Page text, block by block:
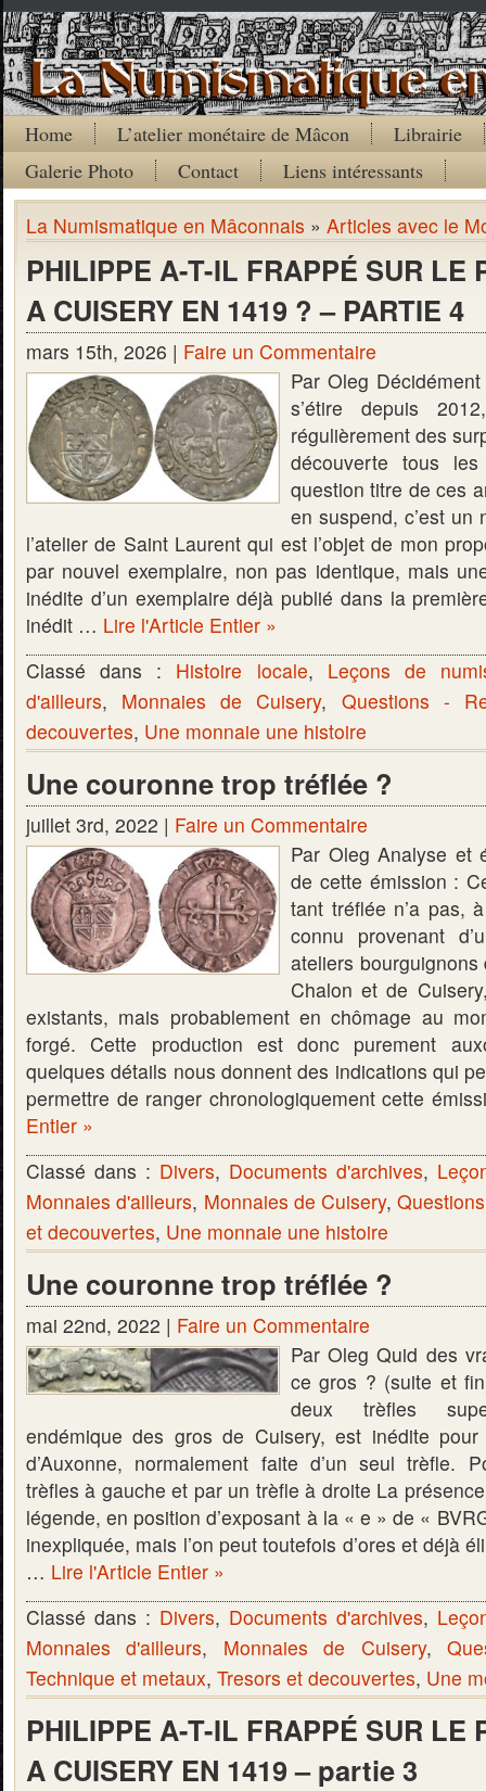
Home L’atelier monétaire de Mâcon
Librairie
Galerie Photo
Contact Liens intéressants
La Numismatique en Mâconnais » Articles avec le
PHILIPPE A-T-IL FRAPPÉ SUR LE
A CUISERY EN 1419 ? – PARTIE 4
mars 15th, 2026 | Faire un Commentaire
Par Oleg
s’étire depuis
régulièrement des
découverte tous
question titre de ces
en suspend, c’est un
l’atelier de Saint Laurent qui est l’objet de mon
par nouvel exemplaire, non pas identique, mais
inédite d’un exemplaire déjà publié dans la
inédit … Lire l'Article Entier »
Classé dans : Histoire locale, Leçons de
d'ailleurs, Monnaies de Cuisery, Questions -
decouvertes, Une monnaie une histoire
Une couronne trop tréflée ?
juillet 3rd, 2022 | Faire un Commentaire
Par Oleg Analyse et
de cette émission :
tant tréflée n’a pas,
connu provenant
ateliers
Chalon et de
existants, mais probablement en chômage au
forgé. Cette production est donc purement
quelques détails nous donnent des indications qui
permettre de ranger chronologiquement cette
Entier »
Classé dans : Divers, Documents d'archives,
Monnaies d'ailleurs, Monnaies de Cuisery,
et decouvertes, Une monnaie une histoire
Une couronne trop tréflée ?
mai 22nd, 2022 | Faire un Commentaire
Par Oleg Quid des
ce gros ? (suite et
deux trèfles
endémique des gros de Cuisery, est inédite
d’Auxonne, normalement faite d’un seul trèfle.
trèfles à gauche et par un trèfle à droite La
légende, en position d’exposant à la « e » de «
inexpliquée, mais l’on peut toutefois d’ores et déjà
… Lire l'Article Entier »
Classé dans : Divers, Documents d'archives,
Monnaies d'ailleurs, Monnaies de Cuisery,
Technique et metaux, Tresors et decouvertes, Une
PHILIPPE A-T-IL FRAPPÉ SUR LE
A CUISERY EN 1419 – partie 3